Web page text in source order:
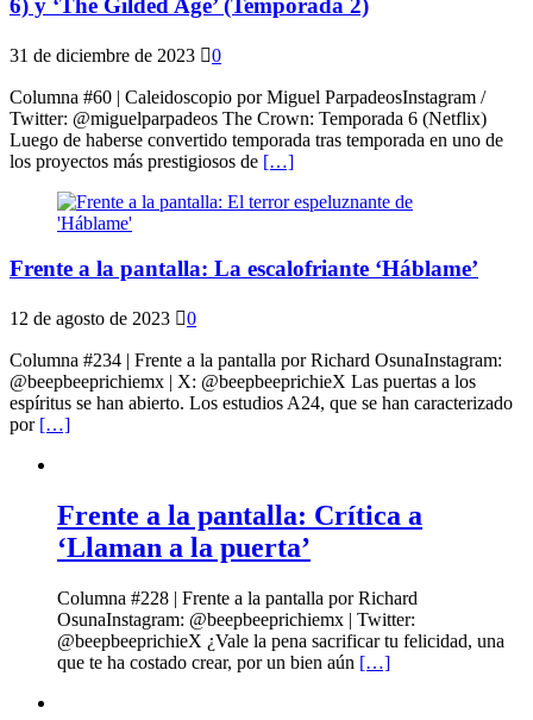
6) y ‘The Gilded Age’ (Temporada 2)
31 de diciembre de 2023 0
Columna #60 | Caleidoscopio por Miguel ParpadeosInstagram /
Twitter: @miguelparpadeos The Crown: Temporada 6 (Netflix)
Luego de haberse convertido temporada tras temporada en uno de
los proyectos más prestigiosos de […]
Frente a la pantalla: La escalofriante ‘Háblame’
12 de agosto de 2023 0
Columna #234 | Frente a la pantalla por Richard OsunaInstagram:
@beepbeeprichiemx | X: @beepbeeprichieX Las puertas a los
espíritus se han abierto. Los estudios A24, que se han caracterizado
por […]
Frente a la pantalla: Crítica a
‘Llaman a la puerta’
Columna #228 | Frente a la pantalla por Richard
OsunaInstagram: @beepbeeprichiemx | Twitter:
@beepbeeprichieX ¿Vale la pena sacrificar tu felicidad, una
que te ha costado crear, por un bien aún […]